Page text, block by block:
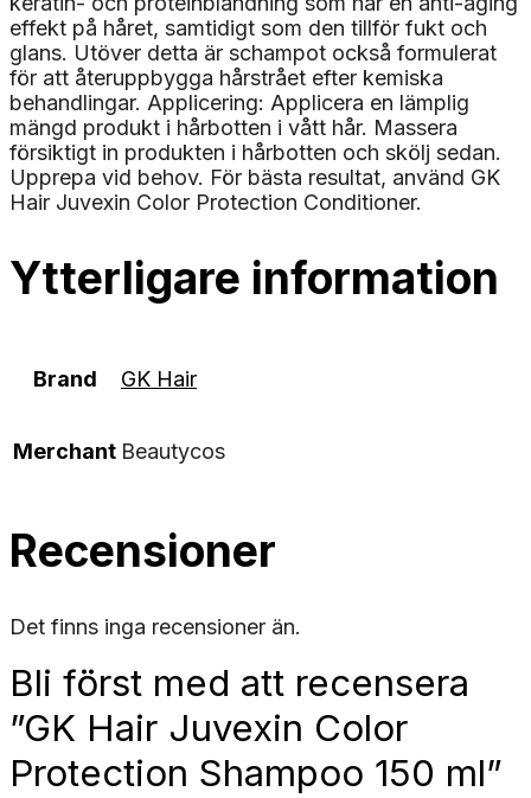
effekt på håret, samtidigt som den tillför fukt och
glans. Utöver detta är schampot också formulerat
för att återuppbygga hårstrået efter kemiska
behandlingar. Applicering: Applicera en lämplig
mängd produkt i hårbotten i vått hår. Massera
försiktigt in produkten i hårbotten och skölj sedan.
Upprepa vid behov. För bästa resultat, använd GK
Hair Juvexin Color Protection Conditioner.
Ytterligare information
Brand GK Hair
Merchant Beautycos
Recensioner
Det finns inga recensioner än.
Bli först med att recensera
”GK Hair Juvexin Color
Protection Shampoo 150 ml”